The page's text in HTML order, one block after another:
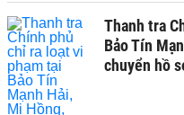
Thanh tra
Bảo Tín
chuyển hồ